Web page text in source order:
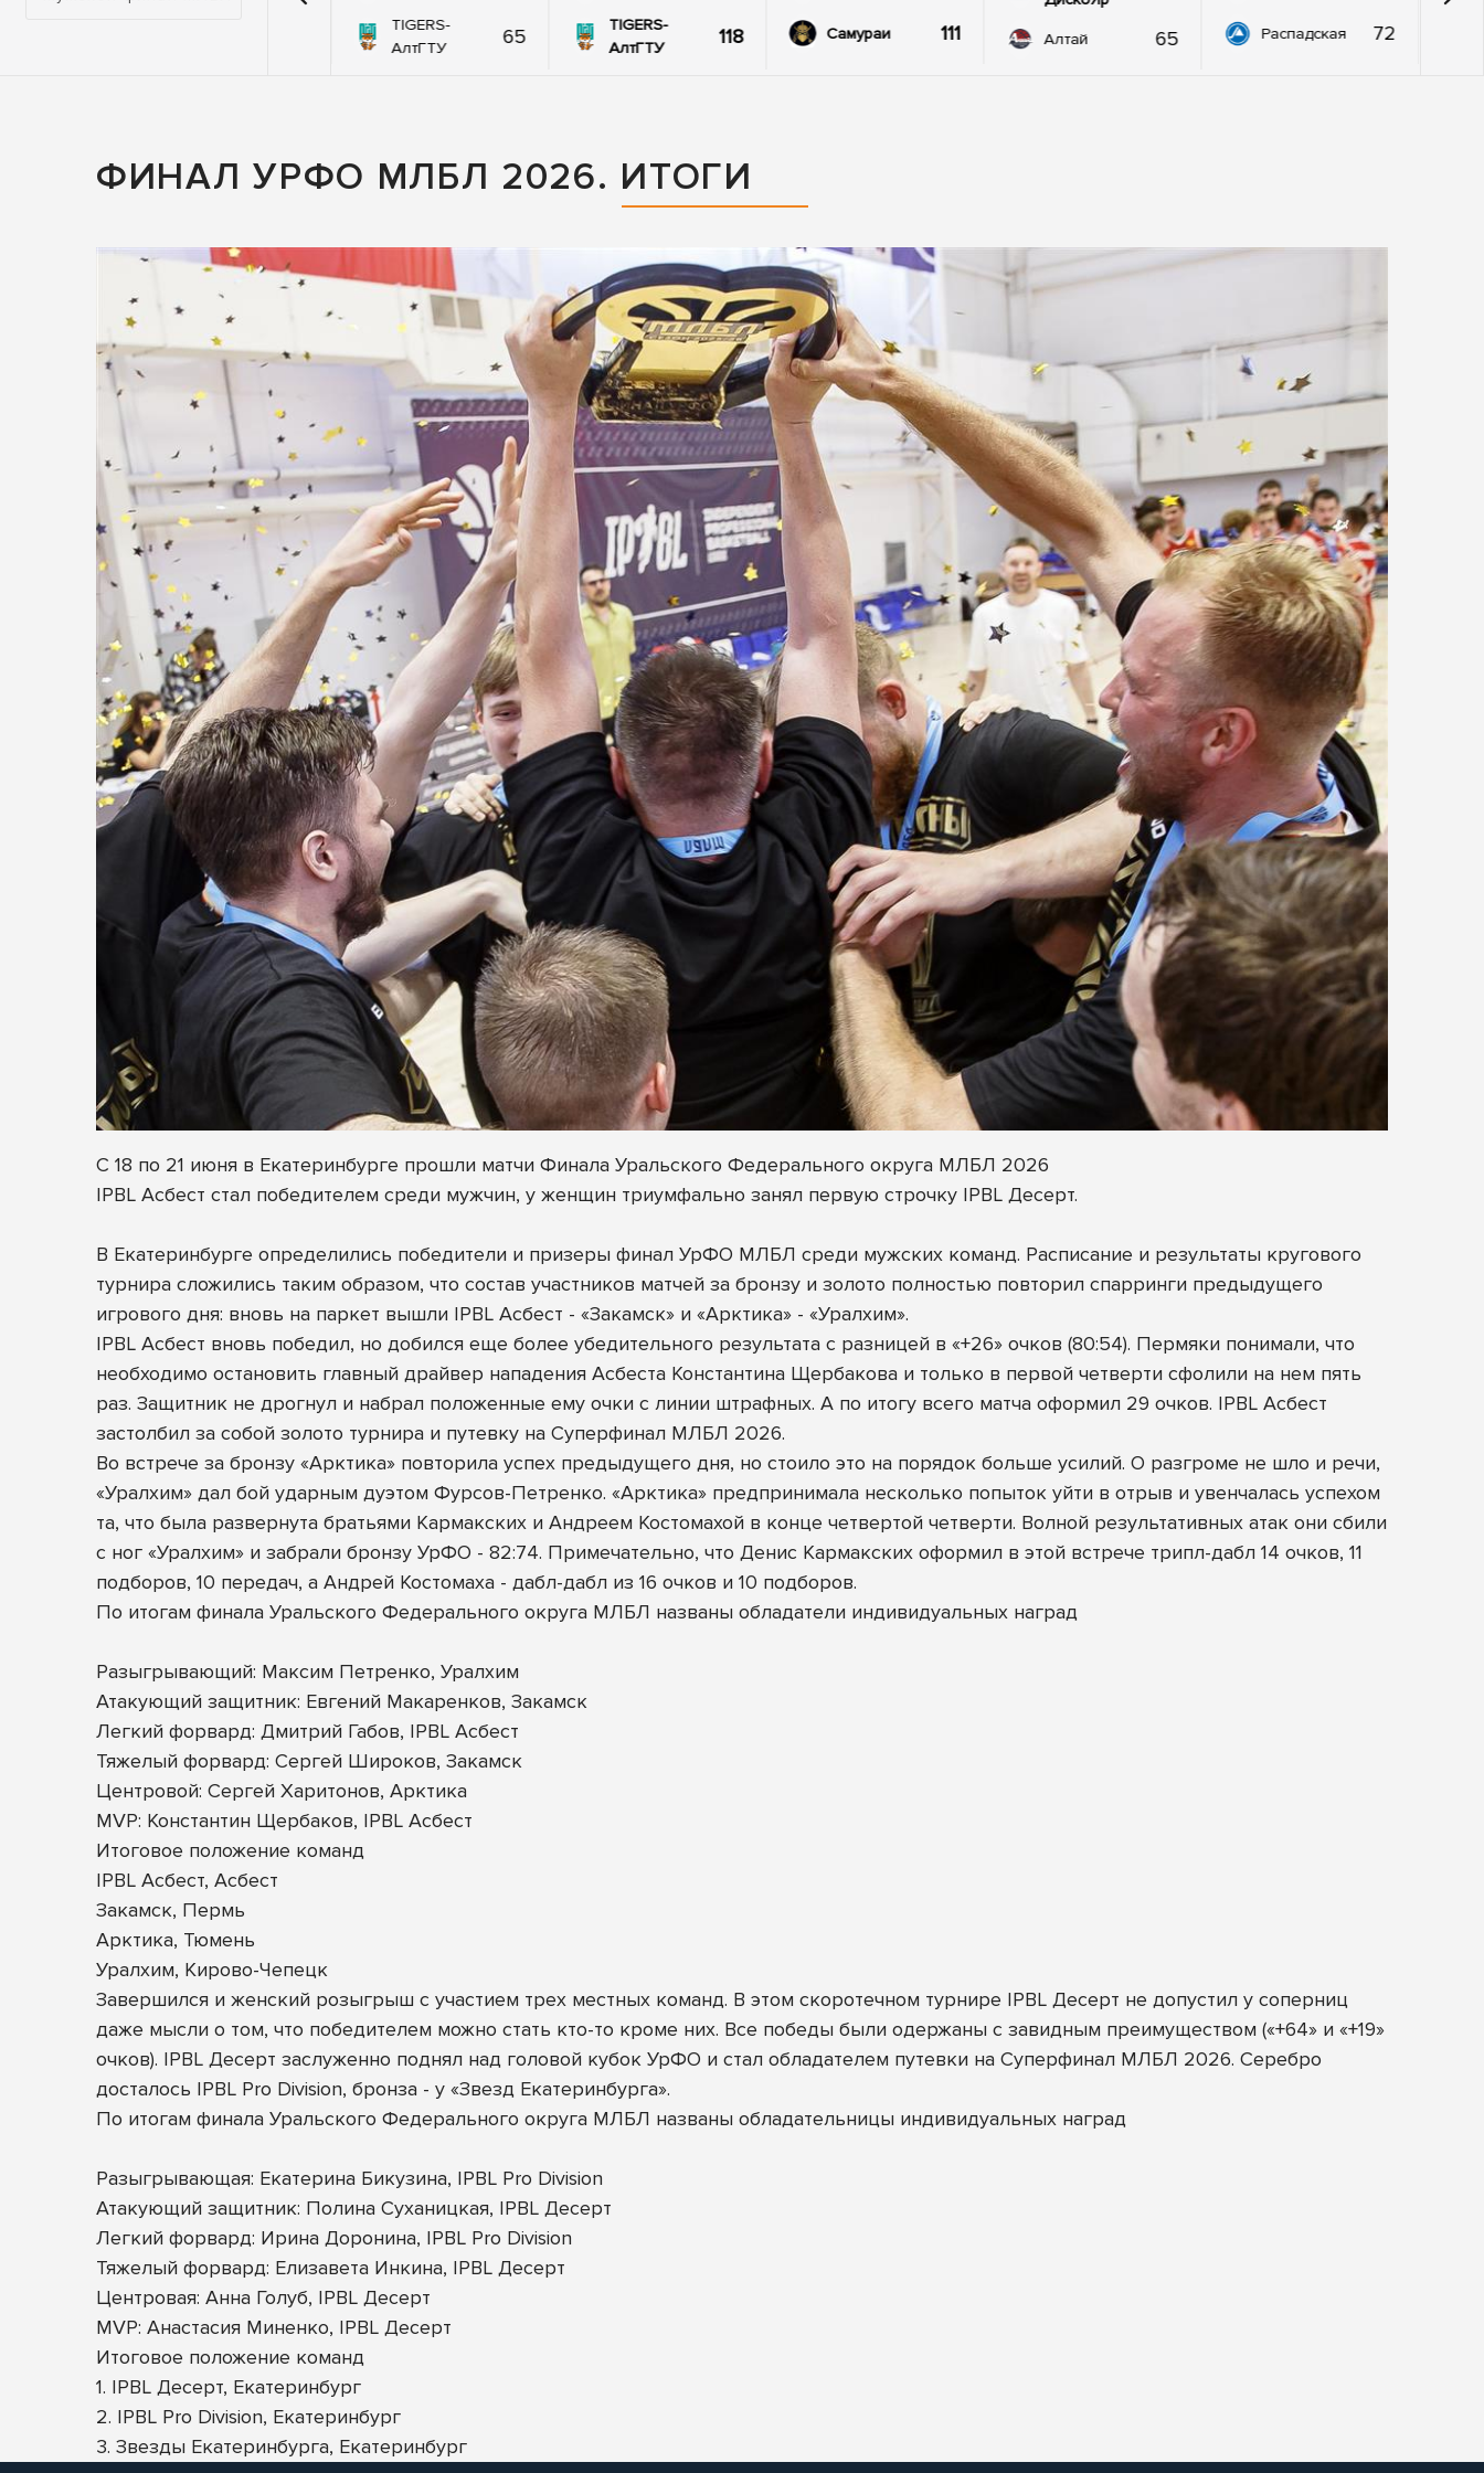
TIGERS-
АлтГТУ
65
TIGERS-
АлтГТУ
118 Самураи 111 Алтай 65 Распадская 72
ФИНАЛ УРФО МЛБЛ 2026. ИТОГИ
С 18 по 21 июня в Екатеринбурге прошли матчи Финала Уральского Федерального округа МЛБЛ 2026
IPBL Асбест стал победителем среди мужчин, у женщин триумфально занял первую строчку IPBL Десерт.
В Екатеринбурге определились победители и призеры финал УрФО МЛБЛ среди мужских команд. Расписание и результаты кругового
турнира сложились таким образом, что состав участников матчей за бронзу и золото полностью повторил спарринги предыдущего
игрового дня: вновь на паркет вышли IPBL Асбест - «Закамск» и «Арктика» - «Уралхим».
IPBL Асбест вновь победил, но добился еще более убедительного результата с разницей в «+26» очков (80:54). Пермяки понимали, что
необходимо остановить главный драйвер нападения Асбеста Константина Щербакова и только в первой четверти сфолили на нем пять
раз. Защитник не дрогнул и набрал положенные ему очки с линии штрафных. А по итогу всего матча оформил 29 очков. IPBL Асбест
застолбил за собой золото турнира и путевку на Суперфинал МЛБЛ 2026.
Во встрече за бронзу «Арктика» повторила успех предыдущего дня, но стоило это на порядок больше усилий. О разгроме не шло и речи,
«Уралхим» дал бой ударным дуэтом Фурсов-Петренко. «Арктика» предпринимала несколько попыток уйти в отрыв и увенчалась успехом
та, что была развернута братьями Кармакских и Андреем Костомахой в конце четвертой четверти. Волной результативных атак они сбили
с ног «Уралхим» и забрали бронзу УрФО - 82:74. Примечательно, что Денис Кармакских оформил в этой встрече трипл-дабл 14 очков, 11
подборов, 10 передач, а Андрей Костомаха - дабл-дабл из 16 очков и 10 подборов.
По итогам финала Уральского Федерального округа МЛБЛ названы обладатели индивидуальных наград
Разыгрывающий: Максим Петренко, Уралхим
Атакующий защитник: Евгений Макаренков, Закамск
Легкий форвард: Дмитрий Габов, IPBL Асбест
Тяжелый форвард: Сергей Широков, Закамск
Центровой: Сергей Харитонов, Арктика
MVP: Константин Щербаков, IPBL Асбест
Итоговое положение команд
IPBL Асбест, Асбест
Закамск, Пермь
Арктика, Тюмень
Уралхим, Кирово-Чепецк
Завершился и женский розыгрыш с участием трех местных команд. В этом скоротечном турнире IPBL Десерт не допустил у соперниц
даже мысли о том, что победителем можно стать кто-то кроме них. Все победы были одержаны с завидным преимуществом («+64» и «+19»
очков). IPBL Десерт заслуженно поднял над головой кубок УрФО и стал обладателем путевки на Суперфинал МЛБЛ 2026. Серебро
досталось IPBL Pro Division, бронза - у «Звезд Екатеринбурга».
По итогам финала Уральского Федерального округа МЛБЛ названы обладательницы индивидуальных наград
Разыгрывающая: Екатерина Бикузина, IPBL Pro Division
Атакующий защитник: Полина Суханицкая, IPBL Десерт
Легкий форвард: Ирина Доронина, IPBL Pro Division
Тяжелый форвард: Елизавета Инкина, IPBL Десерт
Центровая: Анна Голуб, IPBL Десерт
MVP: Анастасия Миненко, IPBL Десерт
Итоговое положение команд
1. IPBL Десерт, Екатеринбург
2. IPBL Pro Division, Екатеринбург
3. Звезды Екатеринбурга, Екатеринбург